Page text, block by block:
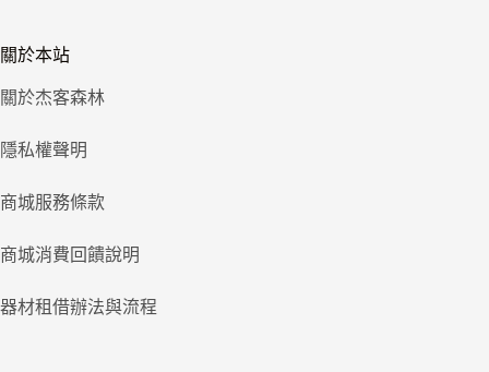
關於本站
關於杰客森林
隱私權聲明
商城服務條款
商城消費回饋說明
器材租借辦法與流程